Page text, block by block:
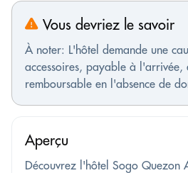
Vous devriez le savoir
À noter: L'hôtel demande une
accessoires, payable à l'arrivée,
remboursable en l'absence de
Aperçu
Découvrez l'hôtel Sogo Quezon